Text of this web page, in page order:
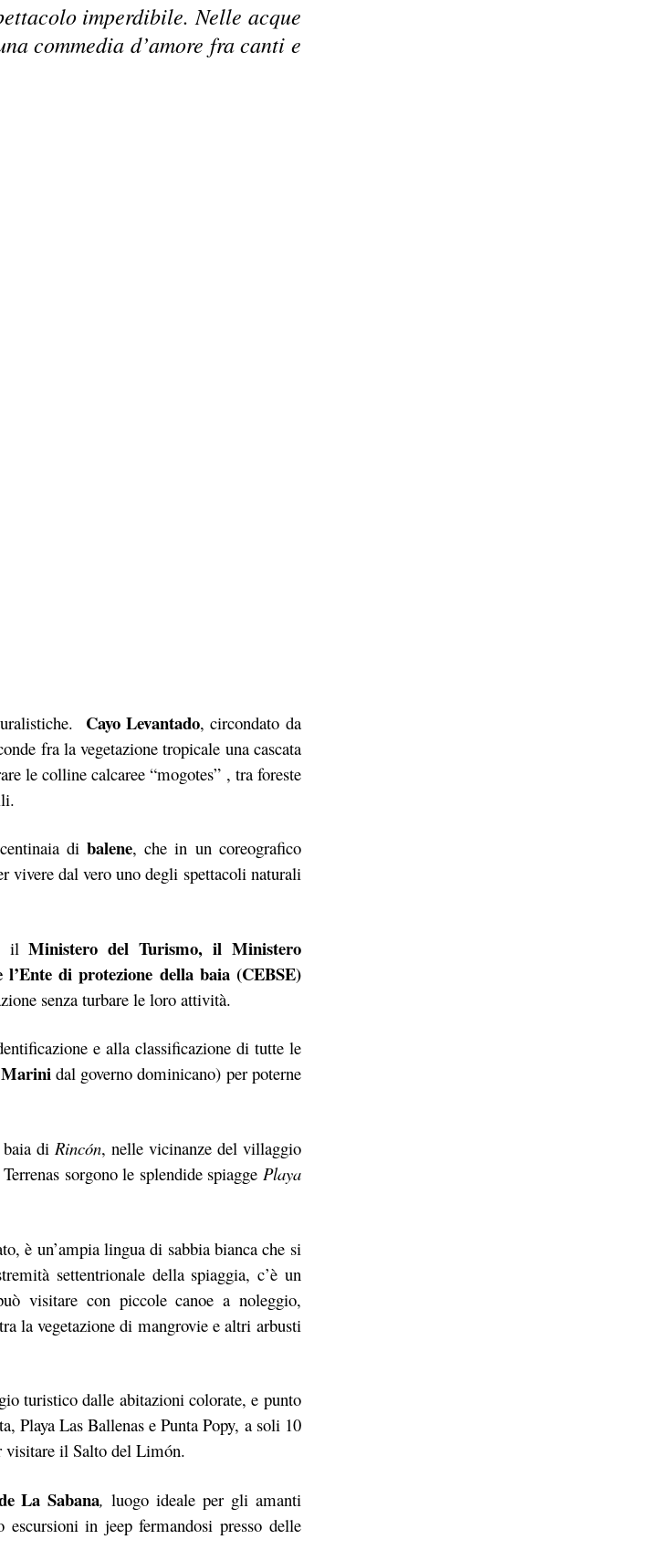
imperdibile. Nelle acque
commedia d’amore fra canti e
Cayo Levantado, circondato da
fra la vegetazione tropicale una cascata
le colline calcaree “mogotes” , tra foreste
di balene, che in un coreografico
vivere dal vero uno degli spettacoli naturali
ilMinistero del Turismo, il Ministero
di protezione della baia (CEBSE)
senza turbare le loro attività.
e alla classificazione di tutte le
dal governo dominicano) per poterne
di Rincón, nelle vicinanze del villaggio
sorgono le splendide spiagge Playa
è un’ampia lingua di sabbia bianca che si
settentrionale della spiaggia, c’è un
visitare con piccole canoe a noleggio,
la vegetazione di mangrovie e altri arbusti
turistico dalle abitazioni colorate, e punto
Playa Las Ballenas e Punta Popy, a soli 10
visitare il Salto del Limón.
La Sabana,luogo ideale per gli amanti
escursioni in jeep fermandosi presso delle